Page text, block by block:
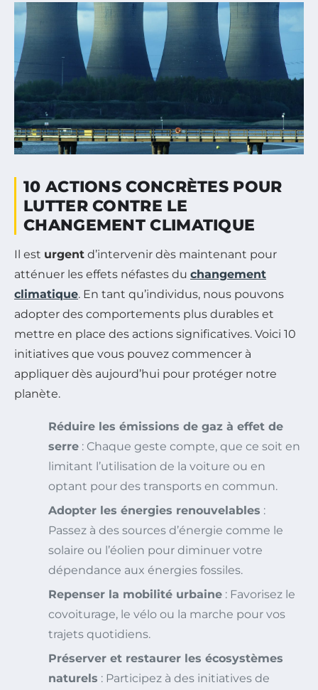
10 ACTIONS CONCRÈTES POUR
LUTTER CONTRE LE
CHANGEMENT CLIMATIQUE
Il est urgent d’intervenir dès maintenant pour
atténuer les effets néfastes du changement
climatique. En tant qu’individus, nous pouvons
adopter des comportements plus durables et
mettre en place des actions significatives. Voici 10
initiatives que vous pouvez commencer à
appliquer dès aujourd’hui pour protéger notre
planète.
Réduire les émissions de gaz à effet de
serre : Chaque geste compte, que ce soit en
limitant l’utilisation de la voiture ou en
optant pour des transports en commun.
Adopter les énergies renouvelables :
Passez à des sources d’énergie comme le
solaire ou l’éolien pour diminuer votre
dépendance aux énergies fossiles.
Repenser la mobilité urbaine : Favorisez le
covoiturage, le vélo ou la marche pour vos
trajets quotidiens.
Préserver et restaurer les écosystèmes
naturels : Participez à des initiatives de